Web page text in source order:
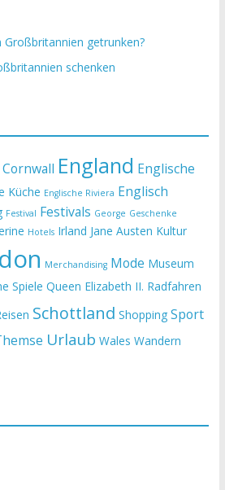
getrunken?
schenken
Cornwall England Englische
Küche Englische Riviera Englisch
Festival Festivals George Geschenke
Hotels Irland Jane Austen Kultur
Merchandising Mode Museum
Spiele Queen Elizabeth II. Radfahren
Schottland Shopping Sport
Urlaub Wales Wandern